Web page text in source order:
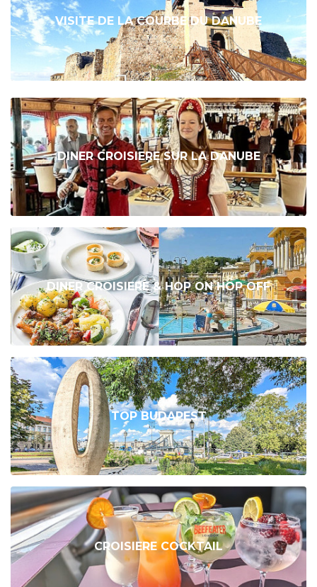
VISITE DE LA COURBE DU DANUBE
DINER CROISIERE SUR LA DANUBE
DINER CROISIERE & HOP ON HOP OFF
TOP BUDAPEST
CROISIERE COCKTAIL